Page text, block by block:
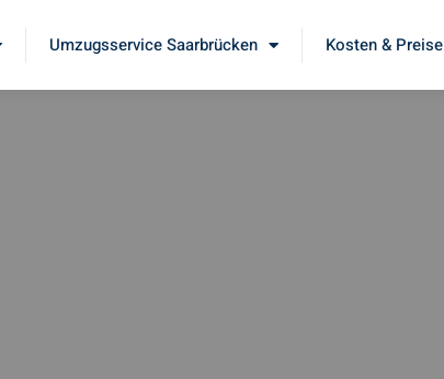
Umzugsservice Saarbrücken Kosten & Preise